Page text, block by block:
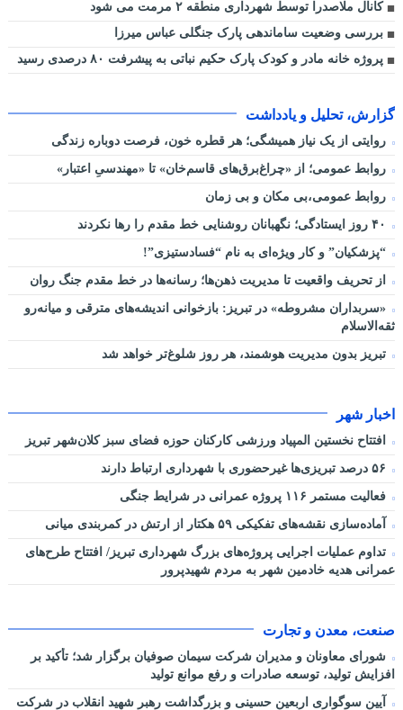
کانال ملاصدرا توسط شهرداری منطقه ۲ مرمت می شود
بررسی وضعیت ساماندهی پارک جنگلی عباس میرزا
پروژه خانه مادر و کودک پارک حکیم نباتی به پیشرفت ۸۰ درصدی رسید
گزارش، تحلیل و یادداشت
روایتی از یک نیاز همیشگی؛ هر قطره خون، فرصت دوباره زندگی
روابط عمومی؛ از «چراغ‌برق‌های قاسم‌خان» تا «مهندسیِ اعتبار»
روابط عمومی،بی مکان و بی زمان
“پزشکیان” و کار ویژه‌ای به نام “فسادستیزی”!
از تحریف واقعیت تا مدیریت ذهن‌ها؛ رسانه‌ها در خط مقدم جنگ روان
«سربداران مشروطه» در تبریز: بازخوانی اندیشه‌های مترقی و میانه‌رو
ثقه‌الاسلام
تبریز بدون مدیریت هوشمند، هر روز شلوغ‌تر خواهد شد
اخبار شهر
افتتاح نخستین المپیاد ورزشی کارکنان حوزه فضای سبز کلان‌شهر تبریز
فعالیت مستمر ۱۱۶ پروژه عمرانی در شرایط جنگی
آماده‌سازی نقشه‌های تفکیکی ۵۹ هکتار از ارتش در کمربندی میانی
تداوم عملیات اجرایی پروژه‌های بزرگ شهرداری تبریز/ افتتاح طرح‌های
عمرانی هدیه خادمین شهر به مردم شهیدپرور
صنعت، معدن و تجارت
شورای معاونان و مدیران شرکت سیمان صوفیان برگزار شد؛ تأکید بر
افزایش تولید، توسعه صادرات و رفع موانع تولید
آیین سوگواری اربعین حسینی و بزرگداشت رهبر شهید انقلاب در شرکت